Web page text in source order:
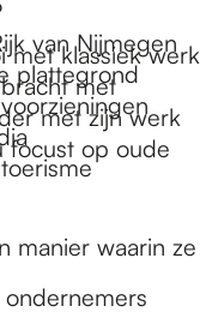
van Nijmegen
plattegrond
met klassiek werk
met
met zijn werk
focust op oude
manier waarin ze